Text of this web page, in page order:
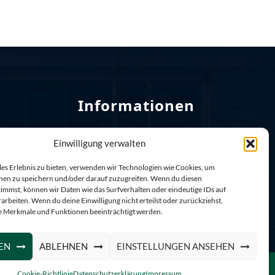
Einwilligung verwalten
Erlebnis zu bieten, verwenden wir Technologien wie Cookies, um
zu speichern und/oder darauf zuzugreifen. Wenn du diesen
können wir Daten wie das Surfverhalten oder eindeutige IDs auf
Wenn du deine Einwilligung nicht erteilst oder zurückziehst,
Merkmale und Funktionen beeinträchtigt werden.
ABLEHNEN EINSTELLUNGEN ANSEHEN
Informationen
Startseite bis 2026-04-07
Allgemeine Geschäftsbedingungen
Datenschutzbestimmungen
Kontakt